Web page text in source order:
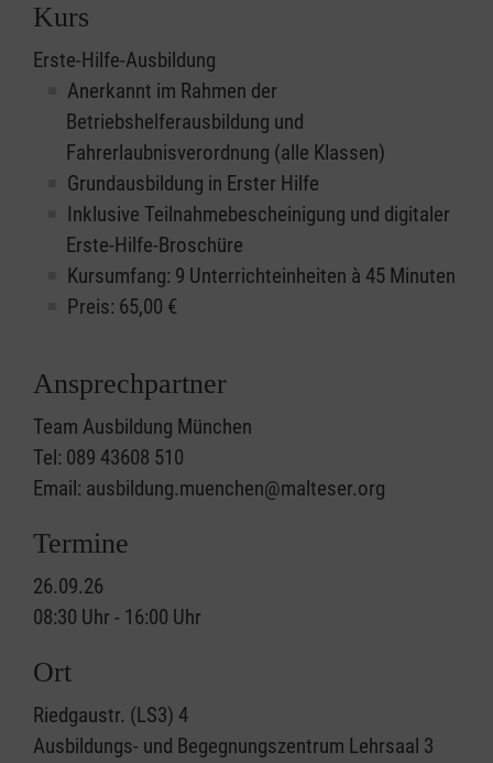
Kurs
Erste-Hilfe-Ausbildung
Anerkannt im Rahmen der
Betriebshelferausbildung und
Fahrerlaubnisverordnung (alle Klassen)
Grundausbildung in Erster Hilfe
Inklusive Teilnahmebescheinigung und digitaler
Erste-Hilfe-Broschüre
Kursumfang: 9 Unterrichteinheiten à 45 Minuten
Preis: 65,00 €
Ansprechpartner
Team Ausbildung München
Tel: 089 43608 510
Email: ausbildung.muenchen@malteser.org
Termine
26.09.26
08:30 Uhr - 16:00 Uhr
Ort
Riedgaustr. (LS3) 4
Ausbildungs- und Begegnungszentrum Lehrsaal 3